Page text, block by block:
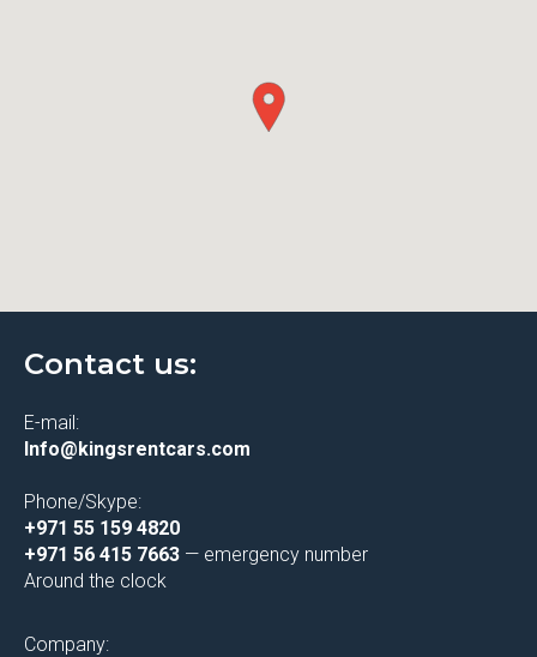
Contact us:
E-mail:
Info@kingsrentcars.com
Phone/Skype:
+971 55 159 4820
+971 56 415 7663 — emergency number
Around the clock
Company: